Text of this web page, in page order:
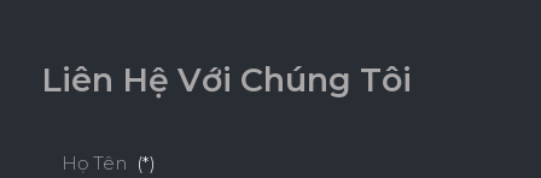
Liên Hệ Với Chúng Tôi
Họ Tên (*)